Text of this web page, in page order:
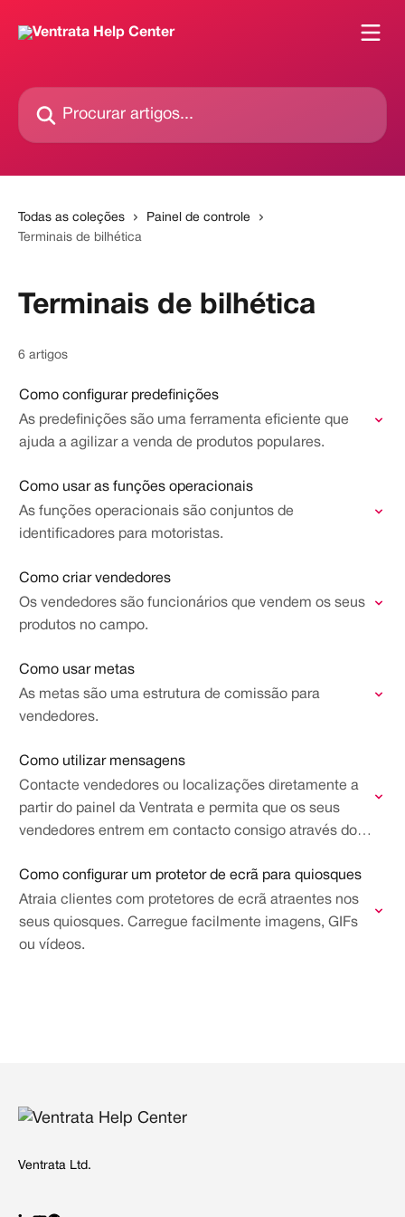
Procurar artigos...
Todas as coleções
Painel de controle
Terminais de bilhética
Terminais de bilhética
6 artigos
Como configurar predefinições
As predefinições são uma ferramenta eficiente que
ajuda a agilizar a venda de produtos populares.
Como usar as funções operacionais
As funções operacionais são conjuntos de
identificadores para motoristas.
Como criar vendedores
Os vendedores são funcionários que vendem os seus
produtos no campo.
Como usar metas
As metas são uma estrutura de comissão para
vendedores.
Como utilizar mensagens
Contacte vendedores ou localizações diretamente a
partir do painel da Ventrata e permita que os seus
vendedores entrem em contacto consigo através dos
Como configurar um protetor de ecrã para quiosques
Atraia clientes com protetores de ecrã atraentes nos
seus quiosques. Carregue facilmente imagens, GIFs
ou vídeos.
Ventrata Ltd.